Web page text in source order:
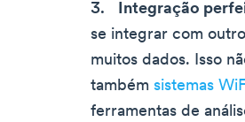
Integração
se integrar com
muitos dados. Isso
tambémsistemas
ferramentas de